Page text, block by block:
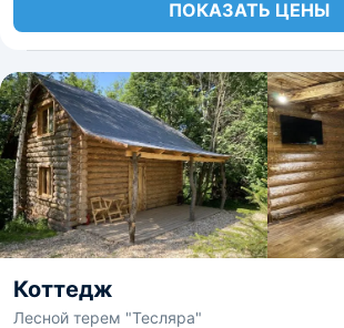
ПОКАЗАТЬ ЦЕНЫ
Коттедж
Лесной терем "Тесляра"